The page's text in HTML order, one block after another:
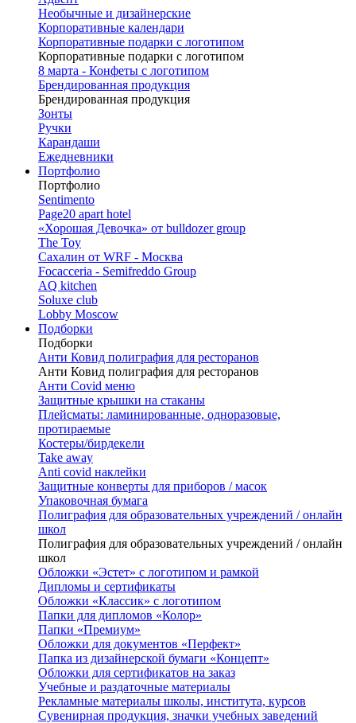
Необычные и дизайнерские
Корпоративные календари
Корпоративные подарки с логотипом
Корпоративные подарки с логотипом
8 марта - Конфеты с логотипом
Брендированная продукция
Брендированная продукция
Зонты
Ручки
Карандаши
Ежедневники
Портфолио
Портфолио
Sentimento
Page20 apart hotel
«Хорошая Девочка» от bulldozer group
The Toy
Сахалин от WRF - Москва
Focacceria - Semifreddo Group
AQ kitchen
Soluxe club
Lobby Moscow
Подборки
Подборки
Анти Ковид полиграфия для ресторанов
Анти Ковид полиграфия для ресторанов
Анти Covid меню
Защитные крышки на стаканы
Плейсматы: ламинированные, одноразовые,
протираемые
Костеры/бирдекели
Take away
Anti covid наклейки
Защитные конверты для приборов / масок
Упаковочная бумага
Полиграфия для образовательных учреждений / онлайн
школ
Полиграфия для образовательных учреждений / онлайн
школ
Обложки «Эстет» с логотипом и рамкой
Дипломы и сертификаты
Обложки «Классик» с логотипом
Папки для дипломов «Колор»
Папки «Премиум»
Обложки для документов «Перфект»
Папка из дизайнерской бумаги «Концепт»
Обложки для сертификатов на заказ
Учебные и раздаточные материалы
Рекламные материалы школы, института, курсов
Сувенирная продукция, значки учебных заведений